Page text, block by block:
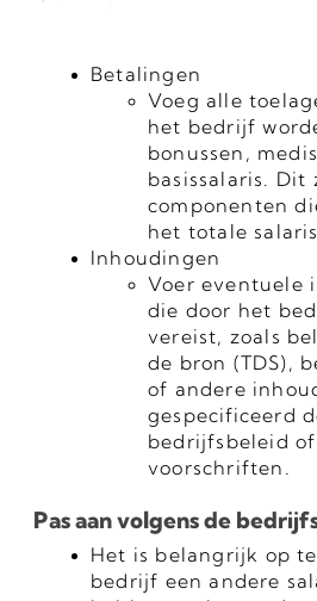
Betalingen
Voeg alle
het bedrijf
bonussen,
basissalaris. Dit
componenten
het totale salaris.
Inhoudingen
Voer eventuele
die door het
vereist, zoals
de bron (TDS),
of andere
gespecificeerd
bedrijfsbeleid
voorschriften.
Pas aan volgens de
Het is belangrijk op
bedrijf een andere